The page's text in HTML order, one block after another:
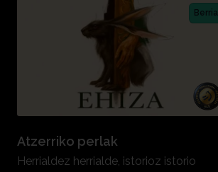
Berria
Atzerriko perlak
Herrialdez herrialde, istorioz istorio